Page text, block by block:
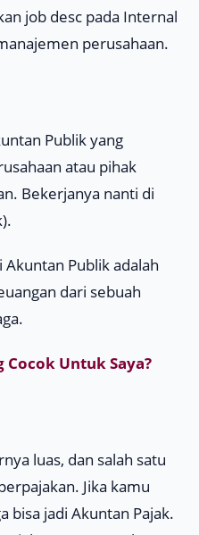
job desc pada Internal
perusahaan.
Publik yang
atau pihak
Bekerjanya nanti di
Publik adalah
dari sebuah
Cocok Untuk Saya?
luas, dan salah satu
Jika kamu
bisa jadi Akuntan Pajak.